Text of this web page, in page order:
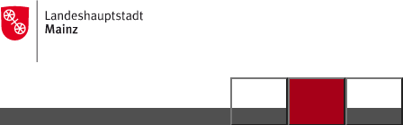
Inhalt anspringen
Zur
Startseite